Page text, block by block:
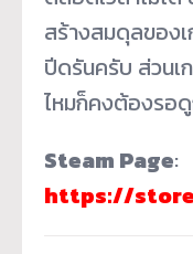
สร้างสมดุลของเ
ปีดรันครับ ส่วนเ
ไหมก็คงต้องรอ
Steam Page:
https://